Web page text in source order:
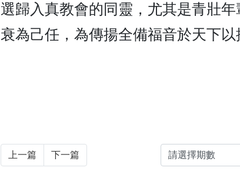
選歸入真教會的同靈，尤其是青壯
衰為己任，為傳揚全備福音於天下
上一篇 下一篇